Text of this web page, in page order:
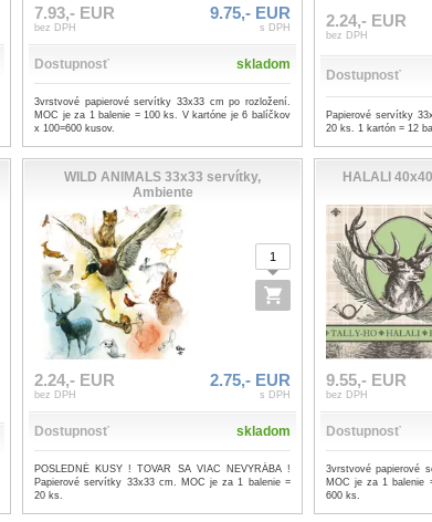
7.93,- EUR
bez DPH
9.75,- EUR
s DPH
Dostupnosť skladom
3vrstvové papierové servítky 33x33 cm po rozložení.
MOC je za 1 balenie = 100 ks. V kartóne je 6 balíčkov
x 100=600 kusov.
2.24,- EUR
bez DPH
Dostupnosť
Papierové servítky
20 ks. 1 kartón = 12
WILD ANIMALS 33x33 servítky,
Ambiente
2.24,- EUR
bez DPH
2.75,- EUR
s DPH
Dostupnosť skladom
POSLEDNÉ KUSY ! TOVAR SA VIAC NEVYRÁBA !
Papierové servítky 33x33 cm. MOC je za 1 balenie =
20 ks.
HALALI
9.55,- EUR
bez DPH
Dostupnosť
3vrstvové papierové
MOC je za 1 balenie
600 ks.